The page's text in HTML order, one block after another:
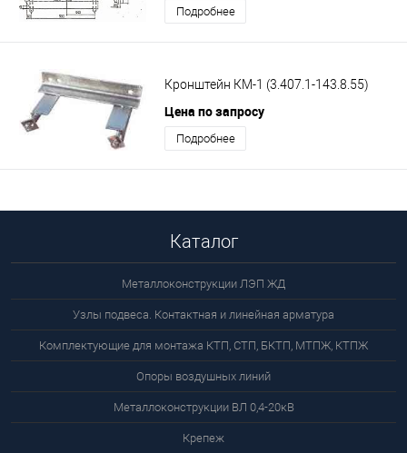
Подробнее
Кронштейн КМ-1 (3.407.1-143.8.55)
Цена по запросу
Подробнее
Каталог
Металлоконструкции ЛЭП ЖД
Узлы подвеса. Контактная и линейная арматура
Комплектующие для монтажа КТП, СТП, БКТП, МТПЖ, КТПЖ
Опоры воздушных линий
Металлоконструкции ВЛ 0,4-20кВ
Крепеж